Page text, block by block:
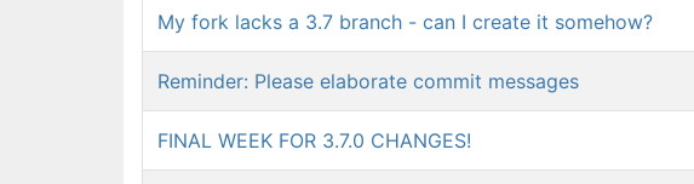
My fork lacks a 3.7 branch - can I create it somehow?
Reminder: Please elaborate commit messages
FINAL WEEK FOR 3.7.0 CHANGES!